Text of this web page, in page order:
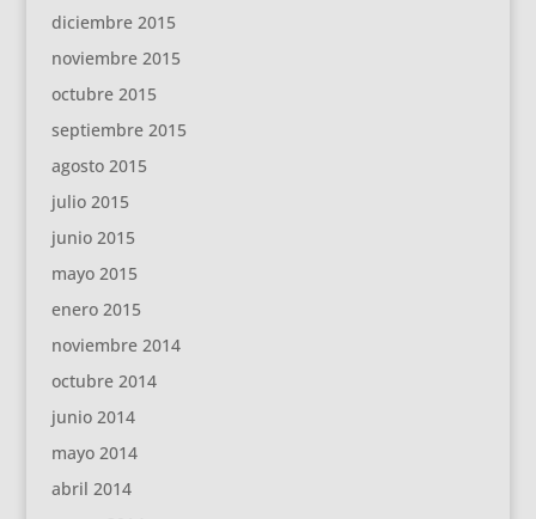
diciembre 2015
noviembre 2015
octubre 2015
septiembre 2015
agosto 2015
julio 2015
junio 2015
mayo 2015
enero 2015
noviembre 2014
octubre 2014
junio 2014
mayo 2014
abril 2014